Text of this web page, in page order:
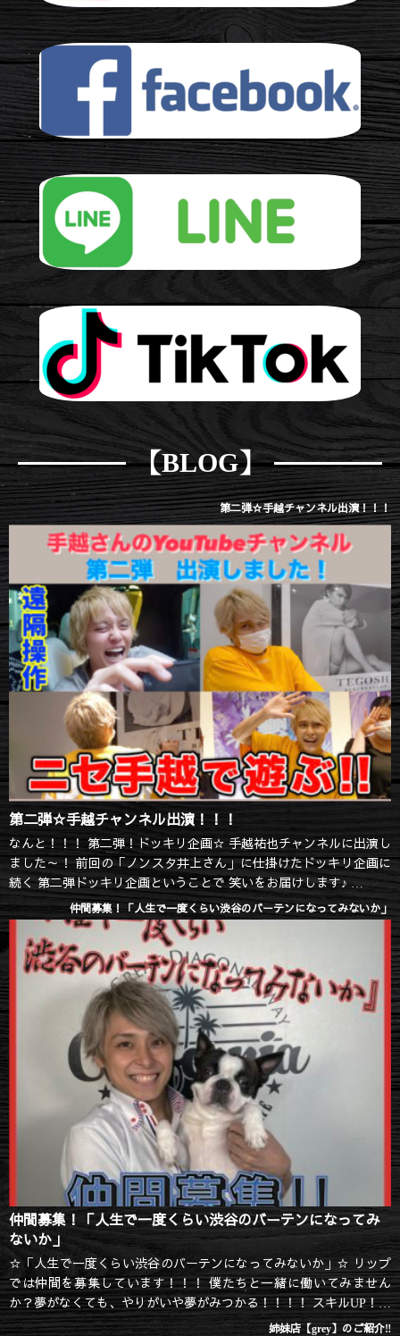
【BLOG】
第二弾☆手越チャンネル出演！！！
第二弾☆手越チャンネル出演！！！
なんと！！！ 第二弾！ドッキリ企画☆ 手越祐也チャンネルに出演し
ました～！ 前回の「ノンスタ井上さん」に仕掛けたドッキリ企画に
続く 第二弾ドッキリ企画ということで 笑いをお届けします♪
皆さん是...
仲間募集！「人生で一度くらい渋谷のバーテンになってみないか」
仲間募集！「人生で一度くらい渋谷のバーテンになってみ
ないか」
☆「人生で一度くらい渋谷のバーテンになってみないか」☆ リップ
では仲間を募集しています！！！ 僕たちと一緒に働いてみません
か？夢がなくても、やりがいや夢がみつかる！！！！ スキルUP！モ
テる...
姉妹店【grey】のご紹介‼